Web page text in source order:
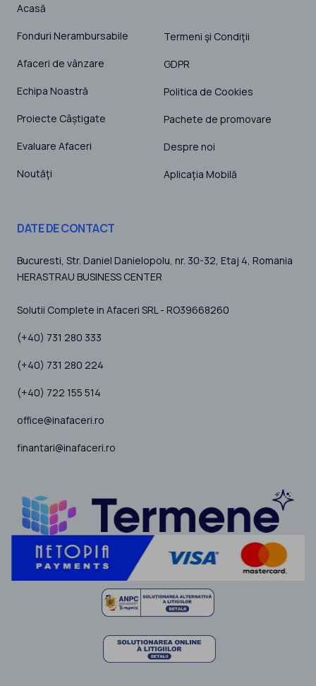
Acasă
Fonduri Nerambursabile
Afaceri de vânzare
Echipa Noastră
Proiecte Câștigate
Evaluare Afaceri
Noutăţi
Termeni şi Condiţii
GDPR
Politica de Cookies
Pachete de promovare
Despre noi
Aplicaţia Mobilă
DATE DE CONTACT
Bucuresti, Str. Daniel Danielopolu, nr. 30-32, Etaj 4, Romania
HERASTRAU BUSINESS CENTER
Solutii Complete in Afaceri SRL - RO39668260
(+40) 731 280 333
(+40) 731 280 224
(+40) 722 155 514
office@inafaceri.ro
finantari@inafaceri.ro